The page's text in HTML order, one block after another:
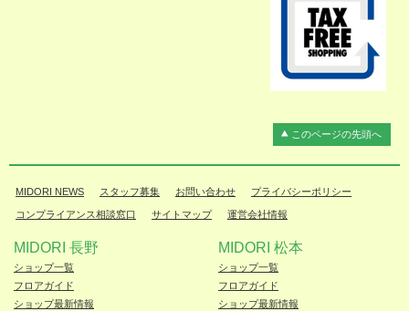
このページの先頭へ
MIDORI NEWS スタッフ募集 お問い合わせ プライバシーポリシー
コンプライアンス相談窓口 サイトマップ 運営会社情報
MIDORI 長野
ショップ一覧
フロアガイド
ショップ最新情報
MIDORI 松本
ショップ一覧
フロアガイド
ショップ最新情報